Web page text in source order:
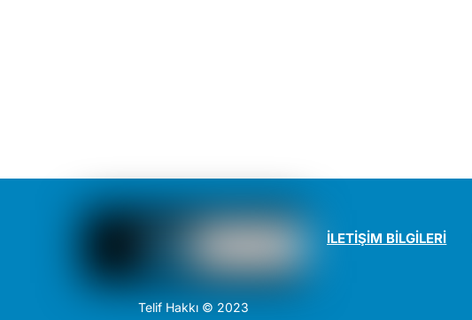
Telif Hakkı © 2023
İLETİŞİM BİLGİLERİ